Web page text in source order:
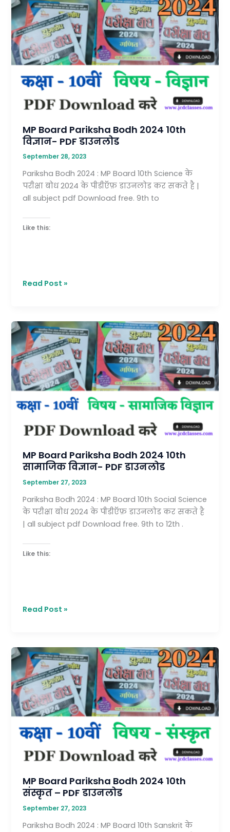
MP Board Pariksha Bodh 2024 10th
विज्ञान- PDF डाउनलोड
September 28, 2023
Pariksha Bodh 2024 : MP Board 10th Science के
परीक्षा बोध 2024 के पीडीऍफ़ डाउनलोड कर सकते है |
all subject pdf Download free. 9th to
Like this:
Board
Pariksha
Bodh
2024
10th
विज्ञान-
PDF
डाउनलोड
Read Post »
MP Board Pariksha Bodh 2024 10th
सामाजिक विज्ञान- PDF डाउनलोड
September 27, 2023
Pariksha Bodh 2024 : MP Board 10th Social Science
के परीक्षा बोध 2024 के पीडीऍफ़ डाउनलोड कर सकते है
| all subject pdf Download free. 9th to 12th .
Like this:
MP
Board
Pariksha
Bodh
2024
10th
सामाजिक
विज्ञान-
PDF
डाउनलोड
Read Post »
MP Board Pariksha Bodh 2024 10th
संस्कृत – PDF डाउनलोड
September 27, 2023
Pariksha Bodh 2024 : MP Board 10th Sanskrit के
MP
Board
Pariksha
Bodh
2024
10th
संस्कृत
–
PDF
डाउनलोड